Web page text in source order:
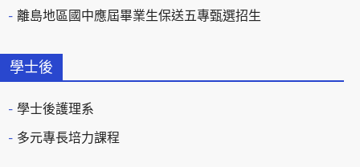
離島地區國中應屆畢業生保送五專甄選招生
學士後
學士後護理系
多元專長培力課程